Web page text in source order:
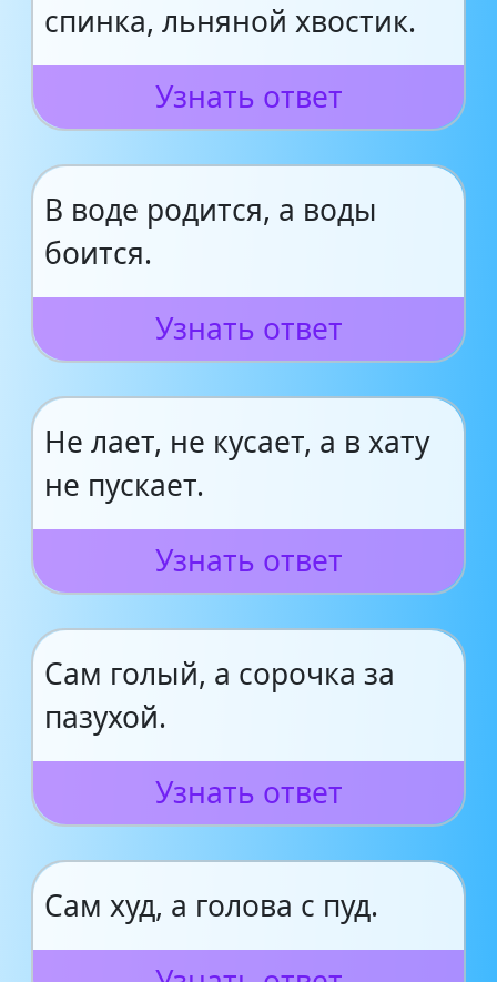
спинка, льняной хвостик.
Узнать ответ
В воде родится, а воды
боится.
Узнать ответ
Не лает, не кусает, а в хату
не пускает.
Узнать ответ
Сам голый, а сорочка за
пазухой.
Узнать ответ
Сам худ, а голова с пуд.